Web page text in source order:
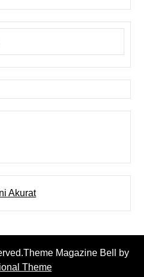
Akurat
Magazine Bell by
Theme